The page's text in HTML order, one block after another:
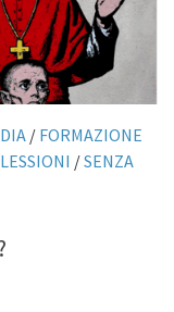
/ FORMAZIONE
/SENZA